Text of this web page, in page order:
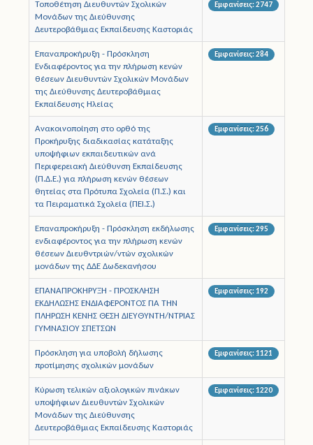
Πολιτική Προστασία
Ηλεκτρονικές Υπηρεσίες
Επικοινωνία
Τοποθέτηση Διευθυντών Σχολικών
Μονάδων της Διεύθυνσης
Δευτεροβάθμιας Εκπαίδευσης Καστοριάς
Εμφανίσεις: 2747
Επαναπροκήρυξη - Πρόσκληση
Ενδιαφέροντος για την πλήρωση κενών
θέσεων Διευθυντών Σχολικών Μονάδων
της Διεύθυνσης Δευτεροβάθμιας
Εκπαίδευσης Ηλείας
Εμφανίσεις: 284
Ανακοινοποίηση στο ορθό της
Προκήρυξης διαδικασίας κατάταξης
υποψήφιων εκπαιδευτικών ανά
Περιφερειακή Διεύθυνση Εκπαίδευσης
(Π.Δ.Ε.) για πλήρωση κενών θέσεων
θητείας στα Πρότυπα Σχολεία (Π.Σ.) και
τα Πειραματικά Σχολεία (ΠΕΙ.Σ.)
Εμφανίσεις: 256
Επαναπροκήρυξη - Πρόσκληση εκδήλωσης
ενδιαφέροντος για την πλήρωση κενών
θέσεων Διευθντριών/ντών σχολικών
μονάδων της ΔΔΕ Δωδεκανήσου
Εμφανίσεις: 295
ΕΠΑΝΑΠΡΟΚΗΡΥΞΗ - ΠΡΟΣΚΛΗΣΗ
ΕΚΔΗΛΩΣΗΣ ΕΝΔΙΑΦΕΡΟΝΤΟΣ ΓΙΑ ΤΗΝ
ΠΛΗΡΩΣΗ ΚΕΝΗΣ ΘΕΣΗ ΔΙΕΥΘΥΝΤΗ/ΝΤΡΙΑΣ
ΓΥΜΝΑΣΙΟΥ ΣΠΕΤΣΩΝ
Εμφανίσεις: 192
Πρόσκληση για υποβολή δήλωσης
προτίμησης σχολικών μονάδων
Εμφανίσεις: 1121
Κύρωση τελικών αξιολογικών πινάκων
υποψήφιων Διευθυντών Σχολικών
Μονάδων της Διεύθυνσης
Δευτεροβάθμιας Εκπαίδευσης Καστοριάς
Εμφανίσεις: 1220